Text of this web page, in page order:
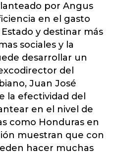
por Angus
en el gasto
y destinar más
sociales y la
desarrollar un
del
Juan José
la efectividad del
en el nivel de
como Honduras en
muestran que con
hacer muchas